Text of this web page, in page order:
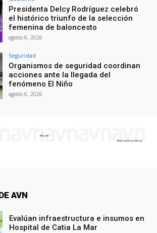
Presidenta Delcy Rodríguez celebró
el histórico triunfo de la selección
femenina de baloncesto
agosto 6, 2026
Seguridad
Organismos de seguridad coordinan
acciones ante la llegada del
fenómeno El Niño
agosto 6, 2026
AVN
Evalúan infraestructura e insumos en
Hospital de Catia La Mar